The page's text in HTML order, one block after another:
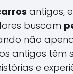
antigos,
buscam
não
antigos
e